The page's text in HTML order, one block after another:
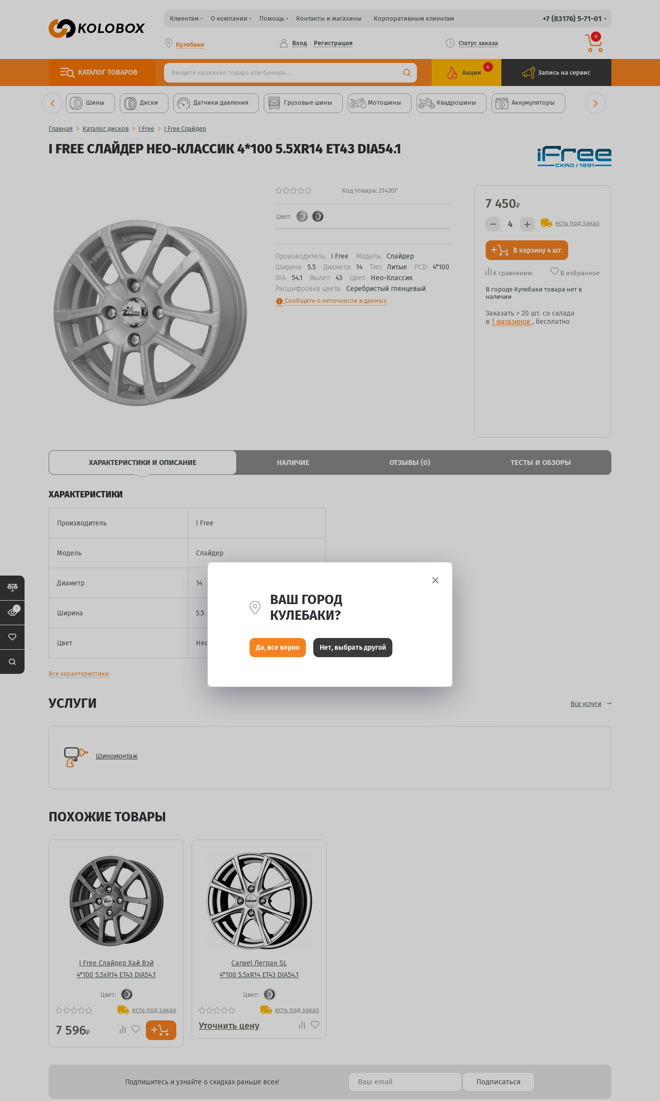
Клиентам О компании Помощь Контакты и магазины Корпоративным клиентам +7 (83176) 5-71-01
Кулебаки Вход Регистрация Статус заказа
0
КАТАЛОГ ТОВАРОВ Акции
4
Запись на сервис
Шины Диски Датчики давления Грузовые шины Мотошины Квадрошины Аккумуляторы
Главная Каталог дисков I Free I Free Слайдер
I FREE СЛАЙДЕР НЕО-КЛАССИК 4*100 5.5XR14 ET43 DIA54.1
Код товара: 214207
Цвет:
Производитель: I Free Модель: Слайдер
Ширина: 5.5 Диаметр: 14 Тип: Литые PCD: 4*100
DIA: 54.1 Вылет: 43 Цвет:
Нео-Классик
Расшифровка цвета: Серебристый глянцевый
info Сообщить о неточности в данных
7 450₽
есть под заказ
В корзину 4 шт.
К сравнению В избранное
В городе Кулебаки товара нет в
наличии
Заказать > 20 шт. со склада
в 1 магазинов , бесплатно
ХАРАКТЕРИСТИКИ И ОПИСАНИЕ НАЛИЧИЕ ОТЗЫВЫ (0) ТЕСТЫ И ОБЗОРЫ
ХАРАКТЕРИСТИКИ
Производитель I Free
Модель Слайдер
Диаметр 14
Ширина 5.5
Цвет Нео-Классик
Все характеристики
УСЛУГИ Все услуги
Шиномонтаж
ПОХОЖИЕ ТОВАРЫ
I Free Слайдер Хай Вэй
4*100 5.5xR14 ET43 DIA54.1
Цвет:
есть под заказ
7 596₽
Carwel Легран SL
4*100 5.5xR14 ET43 DIA54.1
Цвет:
есть под заказ
Уточнить цену
Подпишитесь и узнайте о скидках раньше всех! Подписаться
1
ВАШ ГОРОД
КУЛЕБАКИ?
Да, все верно Нет, выбрать другой